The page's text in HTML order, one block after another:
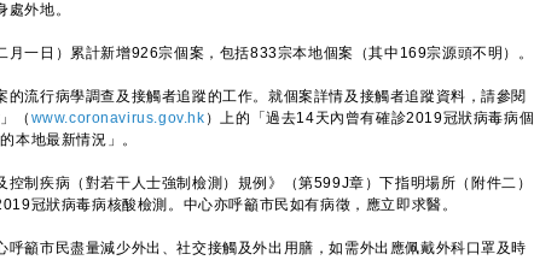
外地。
一日）累計新增926宗個案，包括833宗本地個案（其中169宗源頭不明）。
流行病學調查及接觸者追蹤的工作。就個案詳情及接觸者追蹤資料，請參閱
（ www.coronavirus.gov.hk ）上的「過去14天內曾有確診2019冠狀病毒病個
本地最新情況」。
疾病（對若干人士強制檢測）規例》（第599J章）下指明場所（附件二）
冠狀病毒病核酸檢測。中心亦呼籲市民如有病徵，應立即求醫。
籲市民盡量減少外出、社交接觸及外出用膳，如需外出應佩戴外科口罩及時